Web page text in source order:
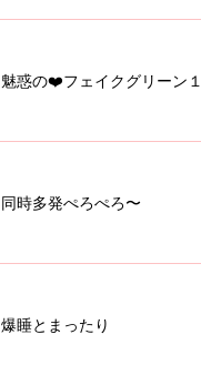
魅惑の❤️フェイクグリーン１
同時多発ぺろぺろ〜
爆睡とまったり